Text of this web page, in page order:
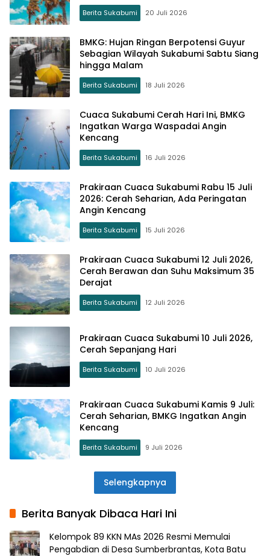
Berita Sukabumi 20 Juli 2026
BMKG: Hujan Ringan Berpotensi Guyur
Sebagian Wilayah Sukabumi Sabtu Siang
hingga Malam
Berita Sukabumi 18 Juli 2026
Cuaca Sukabumi Cerah Hari Ini, BMKG
Ingatkan Warga Waspadai Angin
Kencang
Berita Sukabumi 16 Juli 2026
Prakiraan Cuaca Sukabumi Rabu 15 Juli
2026: Cerah Seharian, Ada Peringatan
Angin Kencang
Berita Sukabumi 15 Juli 2026
Prakiraan Cuaca Sukabumi 12 Juli 2026,
Cerah Berawan dan Suhu Maksimum 35
Derajat
Berita Sukabumi 12 Juli 2026
Prakiraan Cuaca Sukabumi 10 Juli 2026,
Cerah Sepanjang Hari
Berita Sukabumi 10 Juli 2026
Prakiraan Cuaca Sukabumi Kamis 9 Juli:
Cerah Seharian, BMKG Ingatkan Angin
Kencang
Berita Sukabumi 9 Juli 2026
Selengkapnya
Berita Banyak Dibaca Hari Ini
Kelompok 89 KKN MAs 2026 Resmi Memulai
Pengabdian di Desa Sumberbrantas, Kota Batu